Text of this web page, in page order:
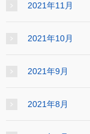
2021年11月
2021年10月
2021年9月
2021年8月